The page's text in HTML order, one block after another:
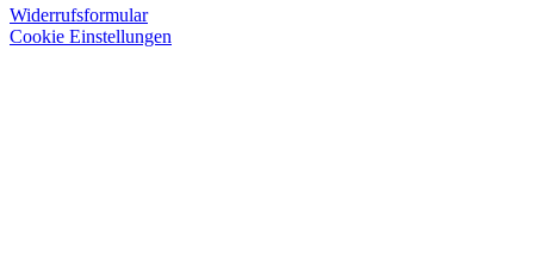
Widerrufsformular
Cookie Einstellungen